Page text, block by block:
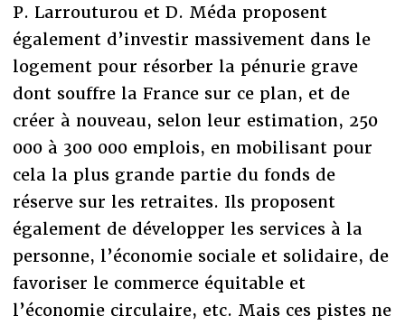
P. Larrouturou et D. Méda proposent
également d’investir massivement dans le
logement pour résorber la pénurie grave
dont souffre la France sur ce plan, et de
créer à nouveau, selon leur estimation, 250
000 à 300 000 emplois, en mobilisant pour
cela la plus grande partie du fonds de
réserve sur les retraites. Ils proposent
également de développer les services à la
personne, l’économie sociale et solidaire, de
favoriser le commerce équitable et
l’économie circulaire, etc. Mais ces pistes ne